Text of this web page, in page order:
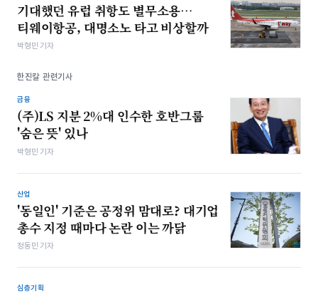
기대했던 유럽 취항도 별무소용…
티웨이항공, 대명소노 타고 비상할까
박형민 기자
한진칼 관련기사
금융
(주)LS 지분 2%대 인수한 호반그룹
'숨은 뜻' 있나
박형민 기자
산업
'동일인' 기준은 공정위 맘대로? 대기업
총수 지정 때마다 논란 이는 까닭
정동민 기자
심층기획